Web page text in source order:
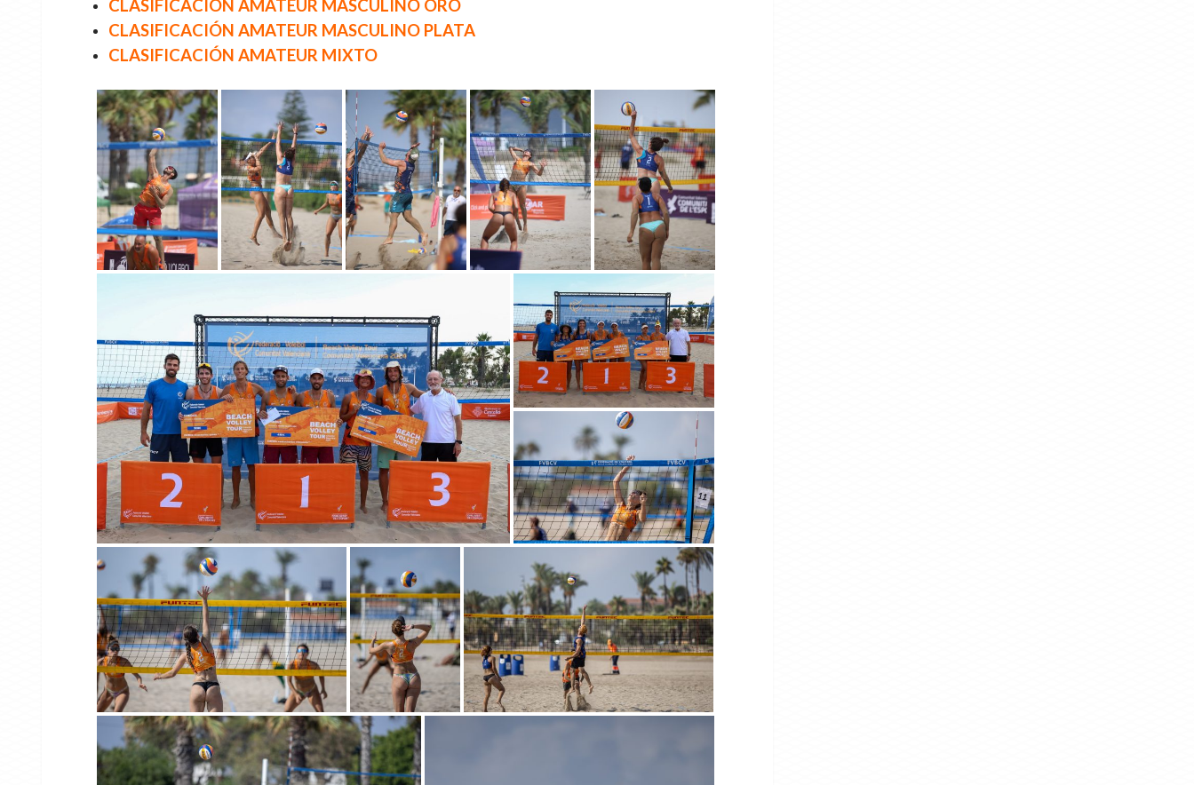
CLASIFICACIÓN AMATEUR MASCULINO ORO
CLASIFICACIÓN AMATEUR MASCULINO PLATA
CLASIFICACIÓN AMATEUR MIXTO